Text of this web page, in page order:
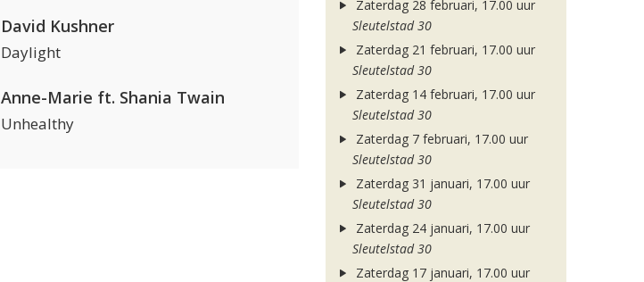
David Kushner
Daylight
Anne-Marie ft. Shania Twain
Unhealthy
Zaterdag 28 februari, 17.00 uur
Sleutelstad 30
Zaterdag 21 februari, 17.00 uur
Sleutelstad 30
Zaterdag 14 februari, 17.00 uur
Sleutelstad 30
Zaterdag 7 februari, 17.00 uur
Sleutelstad 30
Zaterdag 31 januari, 17.00 uur
Sleutelstad 30
Zaterdag 24 januari, 17.00 uur
Sleutelstad 30
Zaterdag 17 januari, 17.00 uur